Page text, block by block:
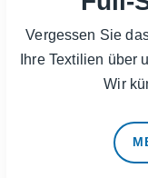
Vergessen Sie
Ihre Textilien über
Wir